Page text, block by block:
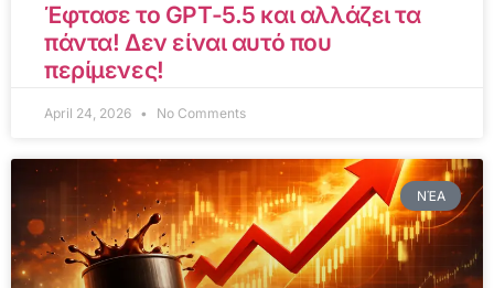
Έφτασε το GPT-5.5 και αλλάζει τα
πάντα! Δεν είναι αυτό που
περίμενες!
April 24, 2026 No Comments
ΝΈΑ